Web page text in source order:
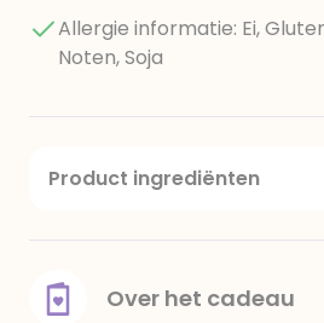
Allergie informatie: Ei,
Noten, Soja
Product ingrediënten
cacaomassa, emulgator: soja
Over het cadeau